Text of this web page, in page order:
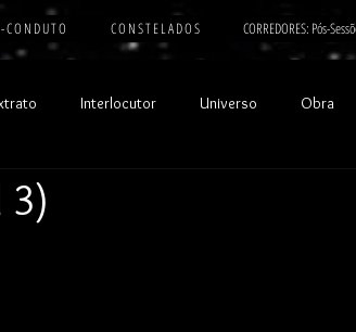
C O N D U T O C O N S T E L A D O S CORREDORES: Pós-
Interlocutor Universo Obra
3)